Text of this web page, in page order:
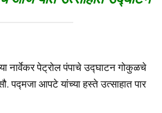
नार्वेकर पेट्रोल पंपाचे उद्घाटन गोकुळचे
पद्मजा आपटे यांच्या हस्ते उत्साहात पार